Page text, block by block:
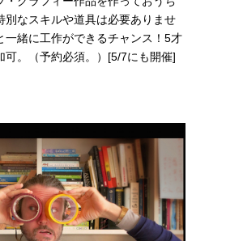
別なスキルや道具は必要ありませ
一緒に工作ができるチャンス！5才
可。（予約必須。）[5/7にも開催]